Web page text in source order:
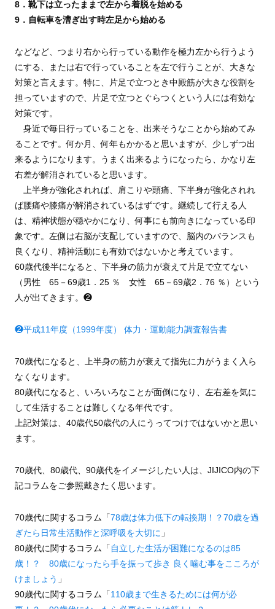
8．靴下は立ったままで左から着脱を始める
9．自転車を漕ぎ出す時左足から始める
などなど、つまり右から行っている動作を極力左から行うよう
にする、または右で行っていることを左で行うことが、大きな
対策と言えます。特に、片足で立つとき中殿筋が大きな役割を
担っていますので、片足で立つとぐらつくという人には有効な
対策です。
身近で毎日行っていることを、出来そうなことから始めてみ
ることです。何か月、何年もかかると思いますが、少しずつ出
来るようになります。うまく出来るようになったら、かなり左
右差が解消されていると思います。
上半身が強化されれば、肩こりや頭痛、下半身が強化されれ
ば腰痛や膝痛が解消されているはずです。継続して行える人
は、精神状態が穏やかになり、何事にも前向きになっている印
象です。左側は右脳が支配していますので、脳内のバランスも
良くなり、精神活動にも有効ではないかと考えています。
60歳代後半になると、下半身の筋力が衰えて片足で立てない
（男性 65－69歳1．25 ％ 女性 65－69歳2．76 ％）という
人が出てきます。❷
❷平成11年度（1999年度） 体力・運動能力調査報告書
70歳代になると、上半身の筋力が衰えて指先に力がうまく入ら
なくなります。
80歳代になると、いろいろなことが面倒になり、左右差を気に
して生活することは難しくなる年代です。
上記対策は、40歳代50歳代の人にうってつけではないかと思い
ます。
70歳代、80歳代、90歳代をイメージしたい人は、JIJICO内の下
記コラムをご参照戴きたく思います。
70歳代に関するコラム「78歳は体力低下の転換期！？70歳を過
ぎたら日常生活動作と深呼吸を大切に 」
80歳代に関するコラム「自立した生活が困難になるのは85
歳！？ 80歳になったら手を振って歩き 良く噛む事をこころが
けましょう 」
90歳代に関するコラム「110歳まで生きるためには何が必